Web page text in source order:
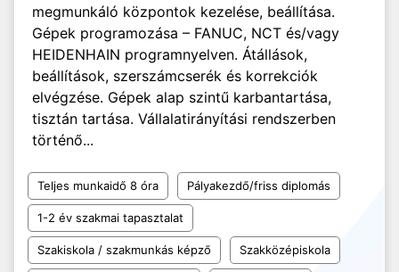
megmunkáló központok kezelése, beállítása.
Gépek programozása – FANUC, NCT és/vagy
HEIDENHAIN programnyelven. Átállások,
beállítások, szerszámcserék és korrekciók
elvégzése. Gépek alap szintű karbantartása,
tisztán tartása. Vállalatirányítási rendszerben
történő...
Teljes munkaidő 8 óra Pályakezdő/friss diplomás
1-2 év szakmai tapasztalat
Szakiskola / szakmunkás képző Szakközépiskola